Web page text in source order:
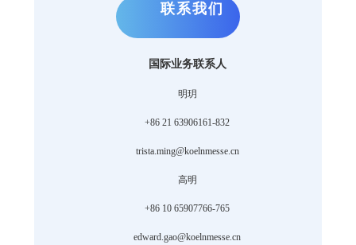
联系我们
国际业务联系人
明玥
+86 21 63906161-832
trista.ming@koelnmesse.cn
高明
+86 10 65907766-765
edward.gao@koelnmesse.cn